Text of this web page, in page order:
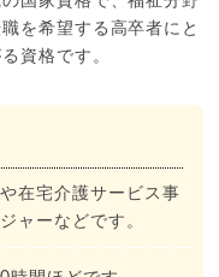
を希望する高卒者にと
資格です。
在宅介護サービス事
ャーなどです。